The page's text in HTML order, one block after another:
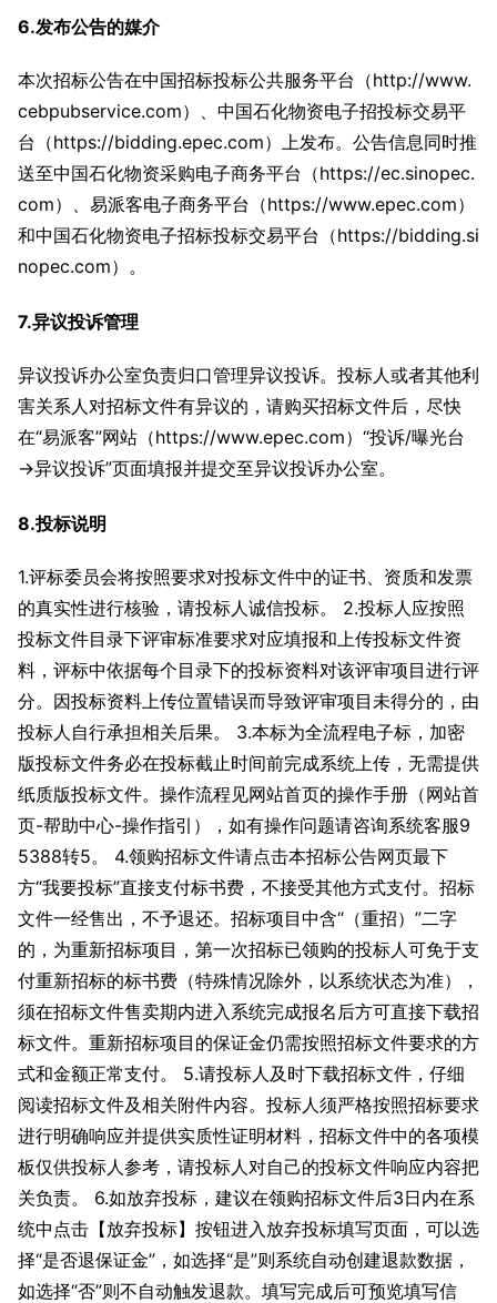
6.发布公告的媒介
本次招标公告在中国招标投标公共服务平台（http://www.
cebpubservice.com）、中国石化物资电子招投标交易平
台（https://bidding.epec.com）上发布。公告信息同时推
送至中国石化物资采购电子商务平台（https://ec.sinopec.
com）、易派客电子商务平台（https://www.epec.com）
和中国石化物资电子招标投标交易平台（https://bidding.si
nopec.com）。
7.异议投诉管理
异议投诉办公室负责归口管理异议投诉。投标人或者其他利
害关系人对招标文件有异议的，请购买招标文件后，尽快
在“易派客”网站（https://www.epec.com）“投诉/曝光台
→异议投诉”页面填报并提交至异议投诉办公室。
8.投标说明
1.评标委员会将按照要求对投标文件中的证书、资质和发票
的真实性进行核验，请投标人诚信投标。 2.投标人应按照
投标文件目录下评审标准要求对应填报和上传投标文件资
料，评标中依据每个目录下的投标资料对该评审项目进行评
分。因投标资料上传位置错误而导致评审项目未得分的，由
投标人自行承担相关后果。 3.本标为全流程电子标，加密
版投标文件务必在投标截止时间前完成系统上传，无需提供
纸质版投标文件。操作流程见网站首页的操作手册（网站首
页-帮助中心-操作指引），如有操作问题请咨询系统客服9
5388转5。 4.领购招标文件请点击本招标公告网页最下
方“我要投标”直接支付标书费，不接受其他方式支付。招标
文件一经售出，不予退还。招标项目中含“（重招）”二字
的，为重新招标项目，第一次招标已领购的投标人可免于支
付重新招标的标书费（特殊情况除外，以系统状态为准），
须在招标文件售卖期内进入系统完成报名后方可直接下载招
标文件。重新招标项目的保证金仍需按照招标文件要求的方
式和金额正常支付。 5.请投标人及时下载招标文件，仔细
阅读招标文件及相关附件内容。投标人须严格按照招标要求
进行明确响应并提供实质性证明材料，招标文件中的各项模
板仅供投标人参考，请投标人对自己的投标文件响应内容把
关负责。 6.如放弃投标，建议在领购招标文件后3日内在系
统中点击【放弃投标】按钮进入放弃投标填写页面，可以选
择“是否退保证金”，如选择“是”则系统自动创建退款数据，
如选择“否”则不自动触发退款。填写完成后可预览填写信